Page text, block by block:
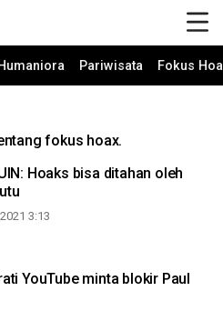
Humaniora Pariwisata Fokus
fokus hoax.
Hoaks bisa ditahan oleh
3:13
YouTube minta blokir Paul